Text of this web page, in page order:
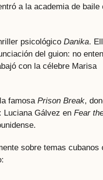
a la academia de baile
psicológico Danika.
del guion: no
con la célebre Marisa
famosa Prison Break,
Luciana Gálvez en Fear
sobre temas cubanos